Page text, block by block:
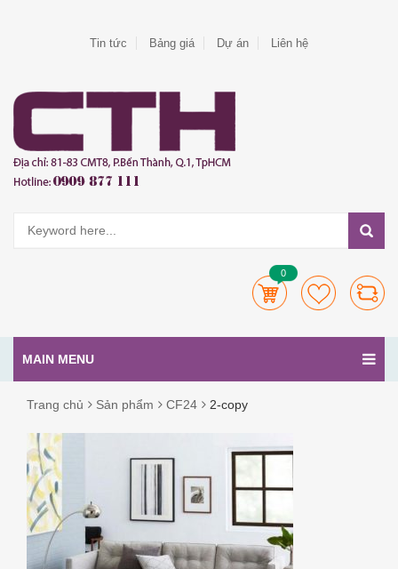
Tin tức Bảng giá Dự án Liên hệ
0
MAIN MENU
Trang chủ Sản phẩm CF24 2-copy
2-
COPY